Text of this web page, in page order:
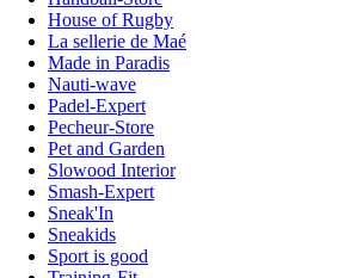
House of Rugby
La sellerie de Maé
Made in Paradis
Nauti-wave
Padel-Expert
Pecheur-Store
Pet and Garden
Slowood Interior
Smash-Expert
Sneak'In
Sneakids
Sport is good